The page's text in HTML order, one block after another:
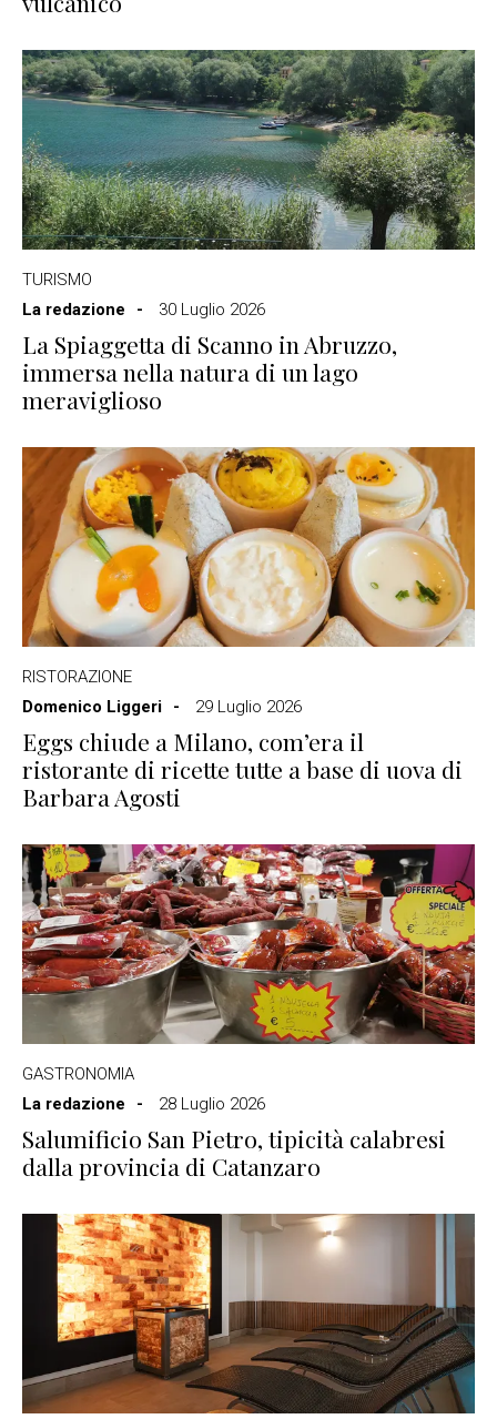
TURISMO
La redazione
30 Luglio 2026
La Spiaggetta di Scanno in Abruzzo,
immersa nella natura di un lago
meraviglioso
RISTORAZIONE
Domenico Liggeri
29 Luglio 2026
Eggs chiude a Milano, com’era il
ristorante di ricette tutte a base di uova di
Barbara Agosti
GASTRONOMIA
La redazione
28 Luglio 2026
Salumificio San Pietro, tipicità calabresi
dalla provincia di Catanzaro